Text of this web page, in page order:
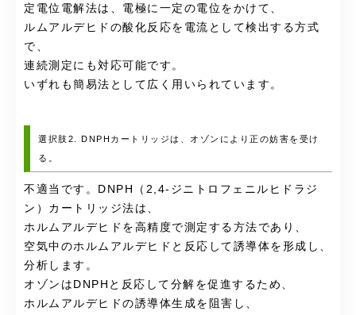
定電位電解法は、電極に一定の電位をかけて、
ルムアルデヒドの酸化反応を電流として検出する方式
で、
連続測定にも対応可能です。
いずれも簡易法として広く用いられています。
選択肢2. DNPHカートリッジは、オゾンにより正の妨害を受け
る。
不適当です。DNPH（2,4-ジニトロフェニルヒドラジ
ン）カートリッジ法は、
ホルムアルデヒドを高精度で測定する方法であり、
空気中のホルムアルデヒドと反応して誘導体を形成し、
分析します。
オゾンはDNPHと反応して分解を促進するため、
ホルムアルデヒドの誘導体生成を阻害し、